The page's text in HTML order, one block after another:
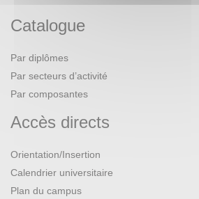
Catalogue
Par diplômes
Par secteurs d’activité
Par composantes
Accès directs
Orientation/Insertion
Calendrier universitaire
Plan du campus